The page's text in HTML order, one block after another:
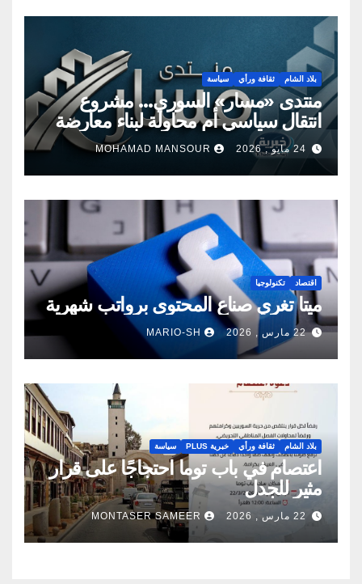
بلاد الشام ثقافة ورأي سياسة
منتدى «مسار» السوري… مشروع
انتقال سياسي أم محاولة لبناء معارضة
جديدة؟
24 مايو , 2026 MOHAMAD MANSOUR
اقتصاد تكنولوجيا
ميتا تغري صناع المحتوى برواتب شهرية
22 مارس , 2026 MARIO-SH
بلاد الشام ثقافة ورأي خبرية PLUS سياسة
اعتصام في باب توما احتجاجًا على قرار
مثير للجدل
22 مارس , 2026 MONTASER SAMEER